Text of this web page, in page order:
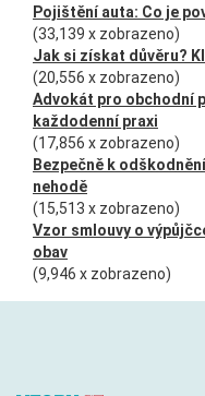
Pojištění auta: Co je
(33,139 x zobrazeno)
Jak si získat důvěru?
(20,556 x zobrazeno)
Advokát pro obchodní
každodenní praxi
(17,856 x zobrazeno)
Bezpečně k
nehodě
(15,513 x zobrazeno)
Vzor smlouvy o
obav
(9,946 x zobrazeno)